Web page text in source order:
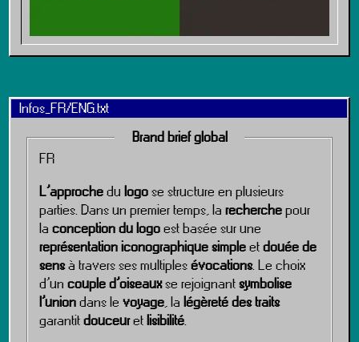
Infos_FR/ENG.txt
Brand brief global
FR
L’approchedulogose structure en plusieurs
parties. Dans un premier temps, larecherchepour
laconception du logoest basée sur une
représentation iconographique simpleetdouée de
sensà travers ses multiplesévocations. Le choix
d’uncouple d’oiseauxse rejoignantsymbolise
l’uniondans levoyage, lalégèreté des traits
garantitdouceuretlisibilité.